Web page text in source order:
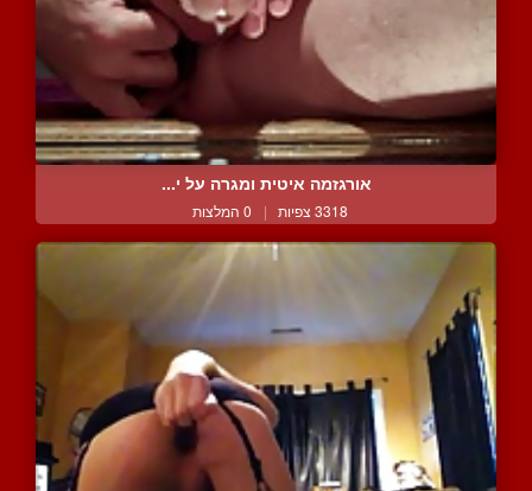
אורגזמה איטית ומגרה על י...
3318 צפיות | 0 המלצות